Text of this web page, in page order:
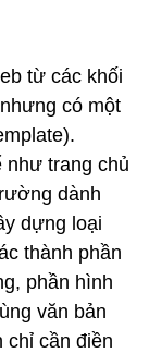
từ các khối
có một
như trang chủ
dành
dựng loại
thành phần
phần hình
văn bản
chỉ cần điền